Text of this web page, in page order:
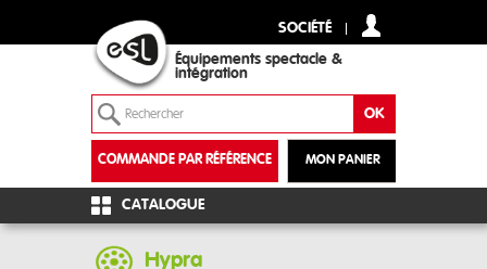
SOCIÉTÉ
Équipements spectacle &
intégration
MON PANIER
COMMANDE PAR RÉFÉRENCE
CATALOGUE
Hypra